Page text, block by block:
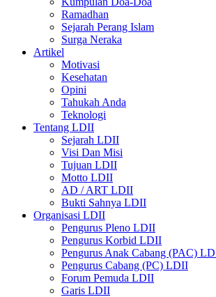
Ramadhan
Sejarah Perang Islam
Surga Neraka
Artikel
Motivasi
Kesehatan
Opini
Tahukah Anda
Teknologi
Tentang LDII
Sejarah LDII
Visi Dan Misi
Tujuan LDII
Motto LDII
AD / ART LDII
Bukti Sahnya LDII
Organisasi LDII
Pengurus Pleno LDII
Pengurus Korbid LDII
Pengurus Anak Cabang (PAC)
Pengurus Cabang (PC) LDII
Forum Pemuda LDII
Garis LDII